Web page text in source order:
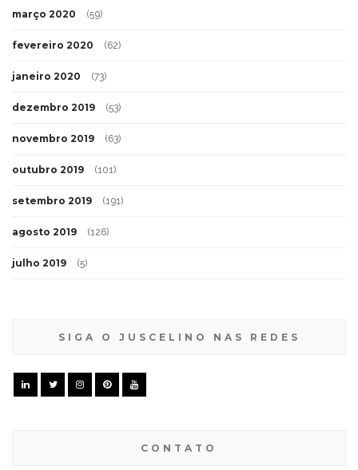
março 2020 (59)
fevereiro 2020 (62)
janeiro 2020 (73)
dezembro 2019 (53)
novembro 2019 (63)
outubro 2019 (101)
setembro 2019 (191)
agosto 2019 (126)
julho 2019 (5)
SIGA O JUSCELINO NAS REDES
CONTATO